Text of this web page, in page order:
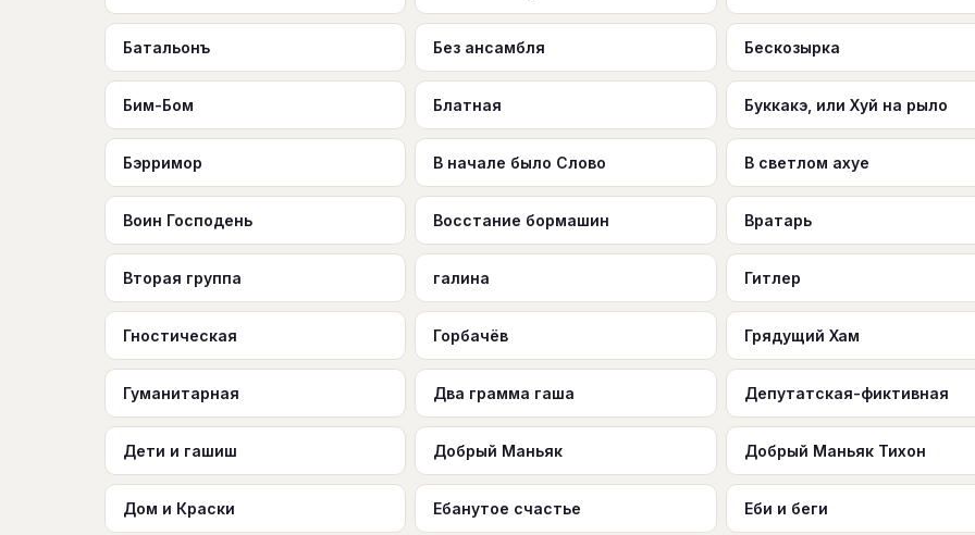
Батальонъ Без ансамбля Бескозырка
Бим-Бом Блатная Буккакэ, или Хуй на рыло
Бэрримор В начале было Слово В светлом ахуе
Воин Господень Восстание бормашин Вратарь
Вторая группа галина Гитлер
Гностическая Горбачёв Грядущий Хам
Гуманитарная Два грамма гаша Депутатская-фиктивная
Дети и гашиш Добрый Маньяк Добрый Маньяк Тихон
Дом и Краски Ебанутое счастье Еби и беги